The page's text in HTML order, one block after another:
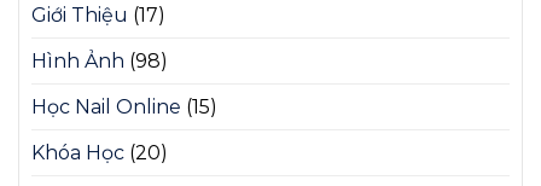
Giới Thiệu (17)
Hình Ảnh (98)
Học Nail Online (15)
Khóa Học (20)